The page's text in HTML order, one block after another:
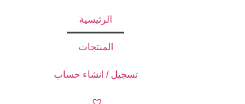
الرئيسية
المنتجات
تسجيل / انشاء حساب